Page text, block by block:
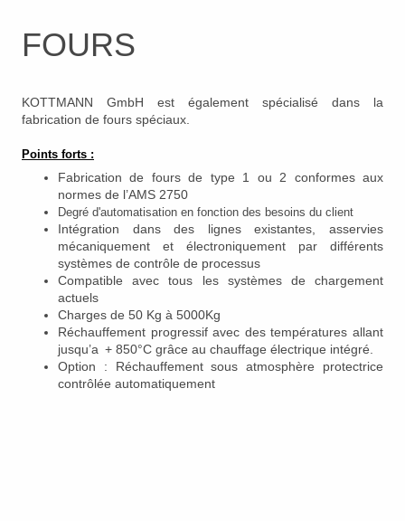
FOURS
KOTTMANN GmbH est également spécialisé dans la
fabrication de fours spéciaux.
Points forts :
Fabrication de fours de type 1 ou 2 conformes aux
normes de l’AMS 2750
Degré d'automatisation en fonction des besoins du client
Intégration dans des lignes existantes, asservies
mécaniquement et électroniquement par différents
systèmes de contrôle de processus
Compatible avec tous les systèmes de chargement
actuels
Charges de 50 Kg à 5000Kg
Réchauffement progressif avec des températures allant
jusqu’a + 850°C grâce au chauffage électrique intégré.
Option : Réchauffement sous atmosphère protectrice
contrôlée automatiquement